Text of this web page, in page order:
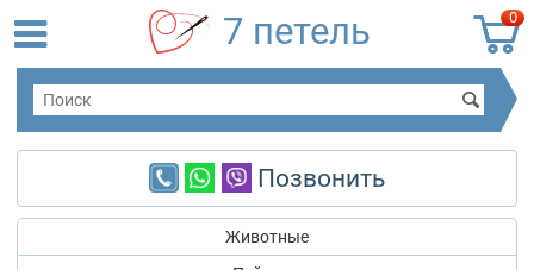
0
7 петель
Позвонить
Животные